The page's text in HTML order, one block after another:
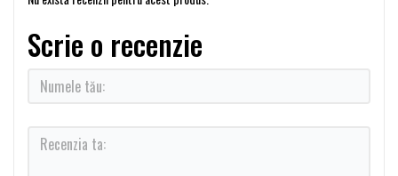
Scrie o recenzie